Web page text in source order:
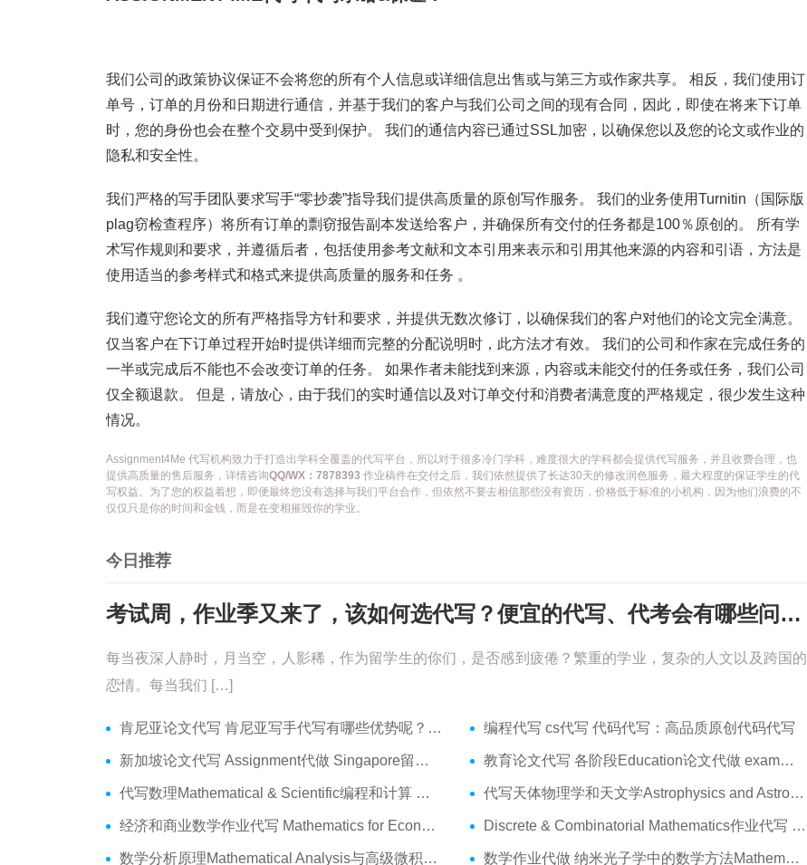
我们公司的政策协议保证不会将您的所有个人信息或详细信息出售或与第三方或作家共享。 相反，我们使用订
单号，订单的月份和日期进行通信，并基于我们的客户与我们公司之间的现有合同，因此，即使在将来下订单
时，您的身份也会在整个交易中受到保护。 我们的通信内容已通过SSL加密，以确保您以及您的论文或作业的
隐私和安全性。
我们严格的写手团队要求写手“零抄袭”指导我们提供高质量的原创写作服务。 我们的业务使用Turnitin（国际版
plag窃检查程序）将所有订单的剽窃报告副本发送给客户，并确保所有交付的任务都是100％原创的。 所有学
术写作规则和要求，并遵循后者，包括使用参考文献和文本引用来表示和引用其他来源的内容和引语，方法是
使用适当的参考样式和格式来提供高质量的服务和任务 。
我们遵守您论文的所有严格指导方针和要求，并提供无数次修订，以确保我们的客户对他们的论文完全满意。
仅当客户在下订单过程开始时提供详细而完整的分配说明时，此方法才有效。 我们的公司和作家在完成任务的
一半或完成后不能也不会改变订单的任务。 如果作者未能找到来源，内容或未能交付的任务或任务，我们公司
仅全额退款。 但是，请放心，由于我们的实时通信以及对订单交付和消费者满意度的严格规定，很少发生这种
情况。
Assignment4Me 代写机构致力于打造出学科全覆盖的代写平台，所以对于很多冷门学科，难度很大的学科都会提供代写服务，并且收费合理，也
提供高质量的售后服务，详情咨询QQ/WX：7878393 作业稿件在交付之后，我们依然提供了长达30天的修改润色服务，最大程度的保证学生的代
写权益。为了您的权益着想，即便最终您没有选择与我们平台合作，但依然不要去相信那些没有资历，价格低于标准的小机构，因为他们浪费的不
仅仅只是你的时间和金钱，而是在变相摧毁你的学业。
今日推荐
考试周，作业季又来了，该如何选代写？便宜的代写、代考会有哪些问题？
每当夜深人静时，月当空，人影稀，作为留学生的你们，是否感到疲倦？繁重的学业，复杂的人文以及跨国的
恋情。每当我们 […]
肯尼亚论文代写 肯尼亚写手代写有哪些优势呢？价格便宜吗？ 编程代写 cs代写 代码代写：高品质原创代码代写
新加坡论文代写 Assignment代做 Singapore留学生论文代写服务 教育论文代写 各阶段Education论文代做 exam代考
代写数理Mathematical & Scientific编程和计算 数学编程作业代做 代写天体物理学和天文学Astrophysics and Astronomy 天文学Assignment代做
经济和商业数学作业代写 Mathematics for Economics Business代做Online exam代考 Discrete & Combinatorial Mathematics作业代写 代写离散 组合数学Assignment代做
数学分析原理Mathematical Analysis与高级微积分代写 Assignment代做 数学作业代做 纳米光子学中的数学方法Mathematical Methods代写